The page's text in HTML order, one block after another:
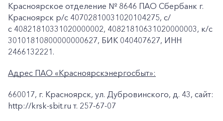
Красноярское отделение № 8646 ПАО Сбербанк г.
Красноярск p/c 40702810031020104275, с/
с 40821810331020000002, 40821810631020000003, к/c
30101810800000000627, БИК 040407627, ИНН
2466132221.
Адрес ПАО «Красноярскэнергосбыт»:
660017, г. Красноярск, ул. Дубровинского, д. 43, сайт:
http://krsk-sbit.ru т. 257-67-07